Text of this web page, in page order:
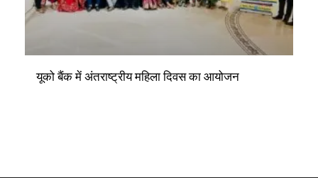
यूको बैंक में अंतराष्ट्रीय महिला दिवस का आयोजन